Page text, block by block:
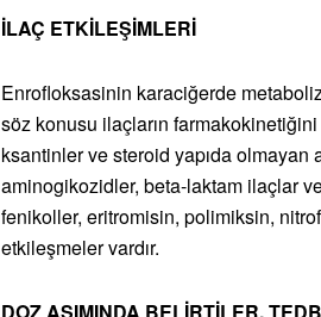
İLAÇ ETKİLEŞİMLERİ
Enrofloksasinin karaciğerde
söz konusu ilaçların
ksantinler ve steroid yapıda olmayan
aminogikozidler, beta-laktam ilaçlar
fenikoller, eritromisin, polimiksin,
etkileşmeler vardır.